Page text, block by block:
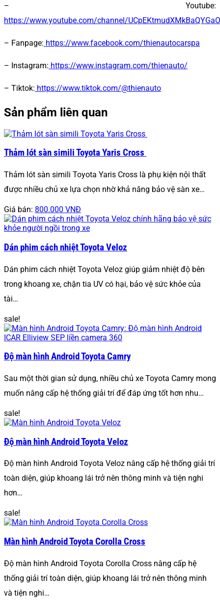
– Youtube:
https://www.youtube.com/channel/
– Fanpage: https://www.facebook.com/thienautocarspa
– Instagram: https://www.instagram.com/thienauto/
– Tiktok: https://www.tiktok.com/@thienauto
Sản phẩm liên quan
Thảm lót sàn simili Toyota Yaris Cross
Thảm lót sàn simili Toyota Yaris Cross là phụ kiện nội thất
được nhiều chủ xe lựa chọn nhờ khả năng bảo vệ sàn xe…
Giá bán: 800.000 VNĐ
Dán phim cách nhiệt Toyota Veloz
Dán phim cách nhiệt Toyota Veloz giúp giảm nhiệt độ bên
trong khoang xe, chặn tia UV có hại, bảo vệ sức khỏe của
tài…
sale!
Độ màn hình Android Toyota Camry
Sau một thời gian sử dụng, nhiều chủ xe Toyota Camry mong
muốn nâng cấp hệ thống giải trí để đáp ứng tốt hơn nhu…
sale!
Độ màn hình Android Toyota Veloz
Độ màn hình Android Toyota Veloz nâng cấp hệ thống giải trí
toàn diện, giúp khoang lái trở nên thông minh và tiện nghi
hơn…
sale!
Màn hình Android Toyota Corolla Cross
Độ màn hình Android Toyota Corolla Cross nâng cấp hệ
thống giải trí toàn diện, giúp khoang lái trở nên thông minh
và tiện nghi…